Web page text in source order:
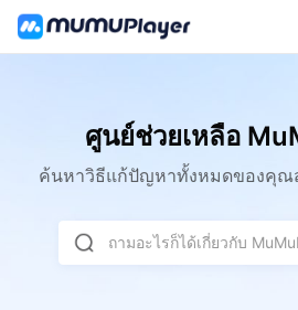
ศูนย์ช่วยเหลือ
ค้นหาวิธีแก้ปัญหาทั้งหมดของคุณ
ถามอะไรก็ได้เกี่ยวกับ